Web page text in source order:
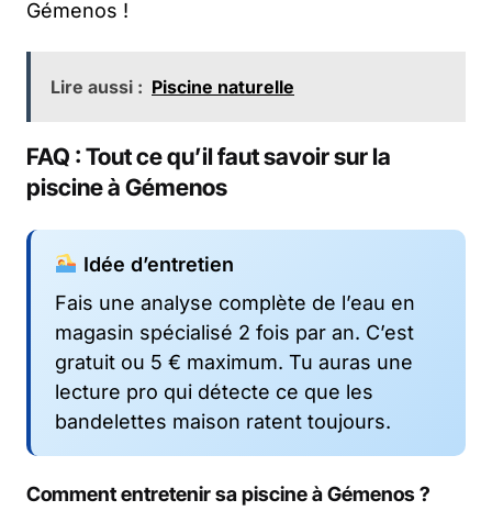
Gémenos !
Lire aussi : Piscine naturelle
FAQ : Tout ce qu’il faut savoir sur la
piscine à Gémenos
Idée d’entretien
Fais une analyse complète de l’eau en
magasin spécialisé 2 fois par an. C’est
gratuit ou 5 € maximum. Tu auras une
lecture pro qui détecte ce que les
bandelettes maison ratent toujours.
Comment entretenir sa piscine à Gémenos ?